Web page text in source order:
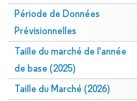
Période de Données
Prévisionnelles
Taille du marché de l'année
de base (2025)
Taille du Marché (2026)
une attribution sous CC BY 4.0.